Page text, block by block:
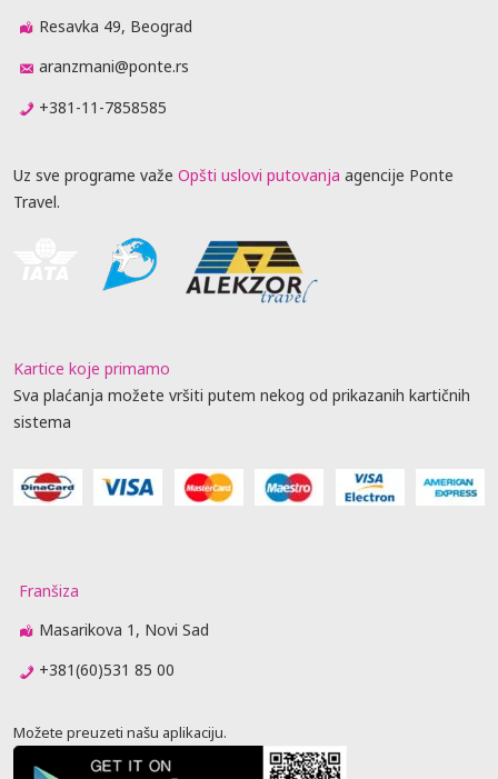
Resavka 49, Beograd
aranzmani@ponte.rs
+381-11-7858585
Uz sve programe važe Opšti uslovi putovanja agencije Ponte
Travel.
Kartice koje primamo
Sva plaćanja možete vršiti putem nekog od prikazanih kartičnih
sistema
Franšiza
Masarikova 1, Novi Sad
+381(60)531 85 00
Možete preuzeti našu aplikaciju.